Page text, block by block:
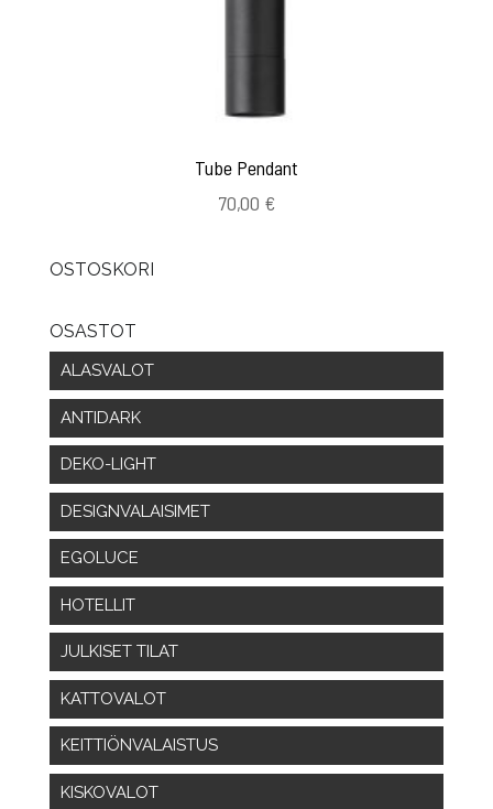
Tube Pendant
70,00 €
OSTOSKORI
OSASTOT
ALASVALOT
ANTIDARK
DEKO-LIGHT
DESIGNVALAISIMET
EGOLUCE
HOTELLIT
JULKISET TILAT
KATTOVALOT
KEITTIÖNVALAISTUS
KISKOVALOT